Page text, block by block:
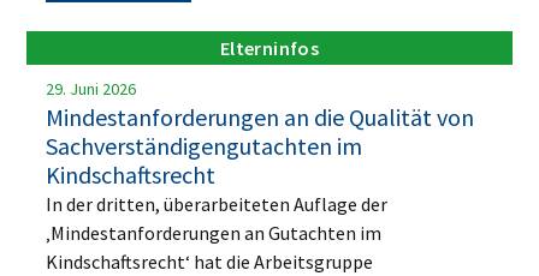
Elterninfos
29. Juni 2026
Mindestanforderungen an die Qualität von
Sachverständigengutachten im
Kindschaftsrecht
In der dritten, überarbeiteten Auflage der
‚Mindestanforderungen an Gutachten im
Kindschaftsrecht‘ hat die Arbeitsgruppe